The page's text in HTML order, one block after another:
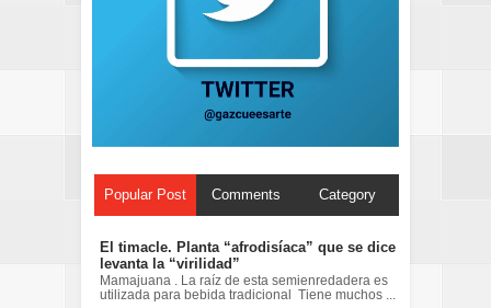
Popular Post Comments Category
El timacle. Planta “afrodisíaca” que se dice
levanta la “virilidad”
Mamajuana . La raíz de esta semienredadera es
utilizada para bebida tradicional Tiene muchos ...